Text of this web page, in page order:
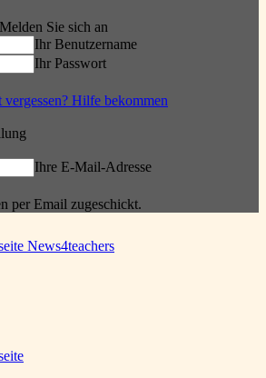
Sie sich an
Ihr Benutzername
Ihr Passwort
Hilfe bekommen
Ihre E-Mail-Adresse
per Email zugeschickt.
News4teachers